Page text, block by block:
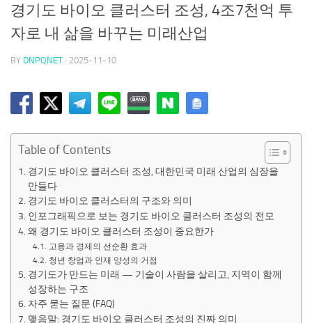
경기도 바이오 클러스터 조성, 4조7천억 투
자로 내 삶을 바꾸는 미래산업
BY DNPQNET · 2025-11-10
Table of Contents
경기도 바이오 클러스터 조성, 대한민국 미래 산업의 심장을
만들다
경기도 바이오 클러스터의 구조와 의미
인포그래픽으로 보는 경기도 바이오 클러스터 조성의 전모
왜 경기도 바이오 클러스터 조성이 중요한가
고용과 경제의 선순환 효과
청년 창업과 인재 양성의 거점
경기도가 만드는 미래 — 기술이 사람을 살리고, 지역이 함께
성장하는 구조
자주 묻는 질문 (FAQ)
맺음말: 경기도 바이오 클러스터 조성의 진짜 의미